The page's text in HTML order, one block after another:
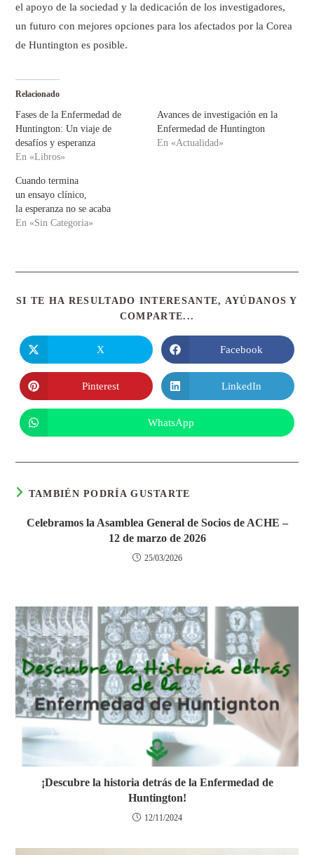
el apoyo de la sociedad y la dedicación de los investigadores,
un futuro con mejores opciones para los afectados por la Corea
de Huntington es posible.
Relacionado
Fases de la Enfermedad de
Huntington: Un viaje de
desafíos y esperanza
En «Libros»
Avances de investigación en la
Enfermedad de Huntington
En «Actualidad»
Cuando termina
un ensayo clínico,
la esperanza no se acaba
En «Sin Categoria»
SI TE HA RESULTADO INTERESANTE, AYÚDANOS Y
COMPARTE...
X Facebook
Pinterest LinkedIn
WhatsApp
TAMBIÉN PODRÍA GUSTARTE
Celebramos la Asamblea General de Socios de ACHE –
12 de marzo de 2026
25/03/2026
¡Descubre la historia detrás de la Enfermedad de
Huntington!
12/11/2024